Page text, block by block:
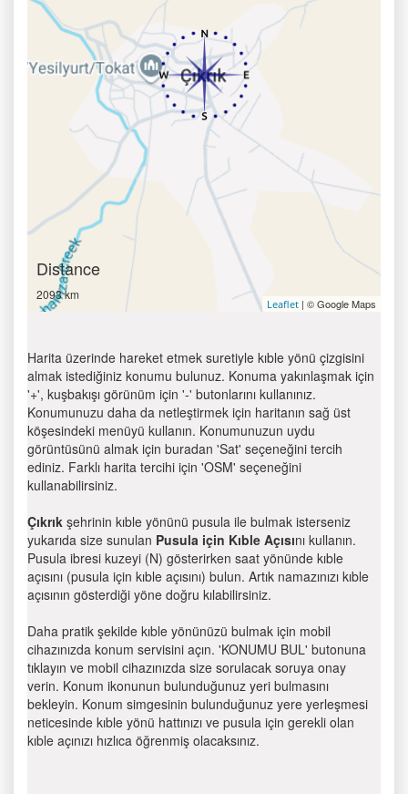
Distance
2093 km
Leaflet | © Google Maps
Harita üzerinde hareket etmek suretiyle kıble yönü çizgisini
almak istediğiniz konumu bulunuz. Konuma yakınlaşmak için
'+', kuşbakışı görünüm için '-' butonlarını kullanınız.
Konumunuzu daha da netleştirmek için haritanın sağ üst
köşesindeki menüyü kullanın. Konumunuzun uydu
görüntüsünü almak için buradan 'Sat' seçeneğini tercih
ediniz. Farklı harita tercihi için 'OSM' seçeneğini
kullanabilirsiniz.
Çıkrık şehrinin kıble yönünü pusula ile bulmak isterseniz
yukarıda size sunulan Pusula için Kıble Açısını kullanın.
Pusula ibresi kuzeyi (N) gösterirken saat yönünde kıble
açısını (pusula için kıble açısını) bulun. Artık namazınızı kıble
açısının gösterdiği yöne doğru kılabilirsiniz.
Daha pratik şekilde kıble yönünüzü bulmak için mobil
cihazınızda konum servisini açın. 'KONUMU BUL' butonuna
tıklayın ve mobil cihazınızda size sorulacak soruya onay
verin. Konum ikonunun bulunduğunuz yeri bulmasını
bekleyin. Konum simgesinin bulunduğunuz yere yerleşmesi
neticesinde kıble yönü hattınızı ve pusula için gerekli olan
kıble açınızı hızlıca öğrenmiş olacaksınız.